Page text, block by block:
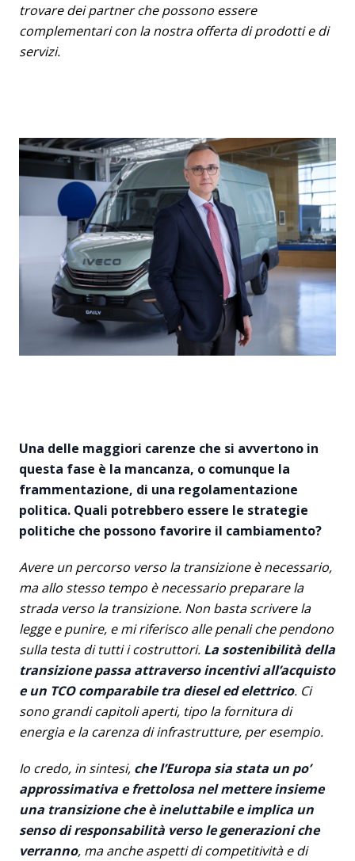
trovare dei partner che possono essere
complementari con la nostra offerta di prodotti e di
servizi.
Una delle maggiori carenze che si avvertono in
questa fase è la mancanza, o comunque la
frammentazione, di una regolamentazione
politica. Quali potrebbero essere le strategie
politiche che possono favorire il cambiamento?
Avere un percorso verso la transizione è necessario,
ma allo stesso tempo è necessario preparare la
strada verso la transizione. Non basta scrivere la
legge e punire, e mi riferisco alle penali che pendono
sulla testa di tutti i costruttori. La sostenibilità della
transizione passa attraverso incentivi all’acquisto
e un TCO comparabile tra diesel ed elettrico. Ci
sono grandi capitoli aperti, tipo la fornitura di
energia e la carenza di infrastrutture, per esempio.
Io credo, in sintesi, che l’Europa sia stata un po’
approssimativa e frettolosa nel mettere insieme
una transizione che è ineluttabile e implica un
senso di responsabilità verso le generazioni che
verranno, ma anche aspetti di competitività e di